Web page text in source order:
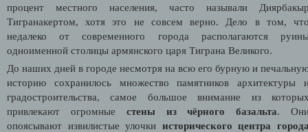
процент местного населения, часто называли
Тигранакертом, хотя это не совсем верно. Дело в том,
недалеко от современного города располагаются
одноименной столицы армянского царя Тиграна Великого.
До наших дней в городе несмотря на всю его бурную и
историю сохранилось множество памятников архитектуры
градостроительства, самое большое внимание из
привлекают огромные стены из чёрного базальта.
опоясывают извилистые улочки исторического центра